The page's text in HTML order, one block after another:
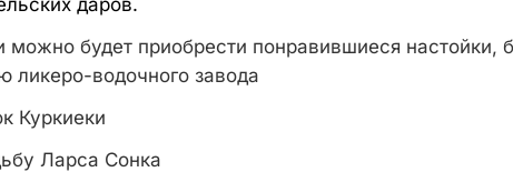
даров.
можно будет приобрести понравившиеся настойки,
ликеро-водочного завода
Куркиеки
Ларса Сонка